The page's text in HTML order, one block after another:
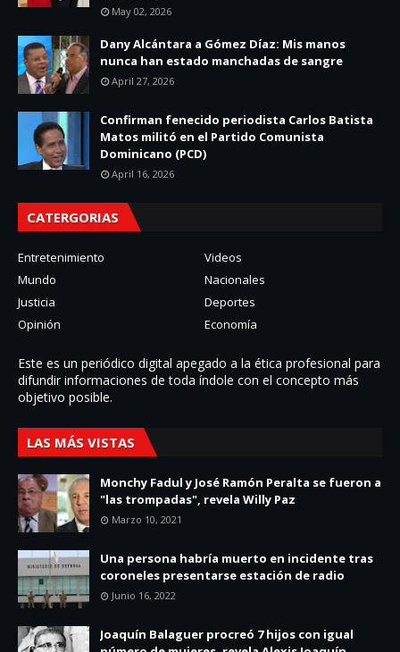
May 02, 2026
Dany Alcántara a Gómez Díaz: Mis manos
nunca han estado manchadas de sangre
April 27, 2026
Confirman fenecido periodista Carlos Batista
Matos militó en el Partido Comunista
Dominicano (PCD)
April 16, 2026
CATERGORIAS
Entretenimiento
Videos
Mundo
Nacionales
Justicia
Deportes
Opinión
Economía
Este es un periódico digital apegado a la ética profesional para
difundir informaciones de toda í­ndole con el concepto más
objetivo posible.
LAS MÁS VISTAS
Monchy Fadul y José Ramón Peralta se fueron a
"las trompadas", revela Willy Paz
Marzo 10, 2021
Una persona habría muerto en incidente tras
coroneles presentarse estación de radio
Junio 16, 2022
Joaquín Balaguer procreó 7 hijos con igual